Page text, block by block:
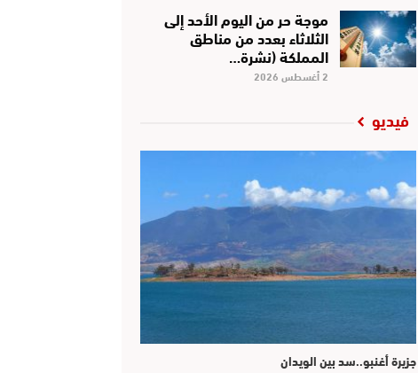
موجة حر من اليوم الأحد إلى
الثلاثاء بعدد من مناطق
المملكة (نشرة…
2 أغسطس 2026
فيديو
جزيرة أغنبو..سد بين الويدان